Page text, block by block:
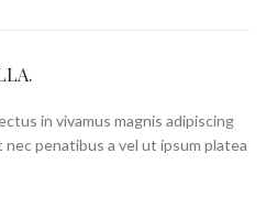
in vivamus magnis adipiscing
penatibus a vel ut ipsum platea